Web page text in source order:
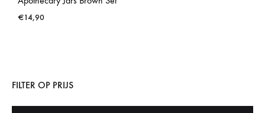
€14,90
FILTER OP PRIJS